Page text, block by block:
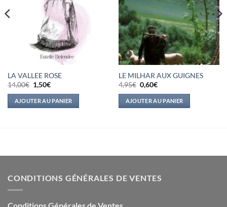
LA VALLEE ROSE
14,00€ Le
prix
initial
était :
14,00€.
1,50€Le
actuel
est :
1,50€.
AJOUTER AU PANIER
LE MILHAR AUX GUIGNES
4,95€ Le
prix
initial
était :
4,95€.
0,60€Le
actuel
est :
0,60€.
AJOUTER AU PANIER
CONDITIONS GÉNÉRALES DE VENTES